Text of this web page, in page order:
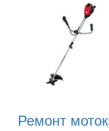
товари
Ремонт